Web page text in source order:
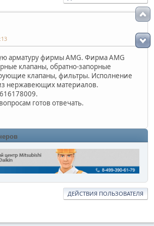
арматуру фирмы AMG. Фирма AMG
клапаны, обратно-запорные
клапаны, фильтры. Исполнение
нержавеющих материалов.
готов отвечать.
ДЕЙСТВИЯ ПОЛЬЗОВАТЕЛЯ